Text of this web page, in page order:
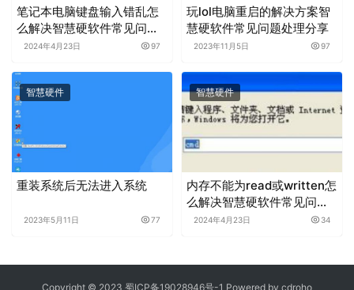
笔记本电脑键盘输入错乱怎
么解决智慧硬软件常见问题
处理分享
2024年4月23日 97
玩lol电脑重启的解决方案智
慧硬软件常见问题处理分享
2023年11月5日 97
智慧硬件
重装系统后无法进入系统
2023年5月11日 77
智慧硬件
内存不能为read或written怎
么解决智慧硬软件常见问题
处理分享
2024年4月23日 34
Copyright © 2023 蜀ICP备19028946号-1 Powered by cdroho